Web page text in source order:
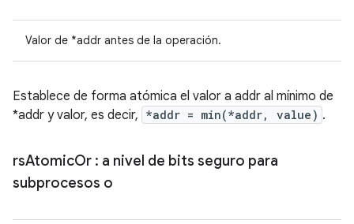
Valor de *addr antes de la operación.
Establece de forma atómica el valor a addr al mínimo de
*addr y valor, es decir, *addr = min(*addr, value) .
rsAtomicOr : a nivel de bits seguro para
subprocesos o